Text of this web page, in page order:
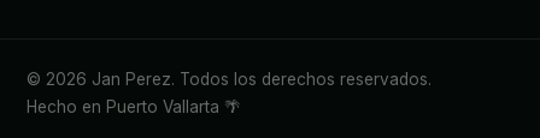
© 2026 Jan Perez. Todos los derechos reservados.
Hecho en Puerto Vallarta 🌴